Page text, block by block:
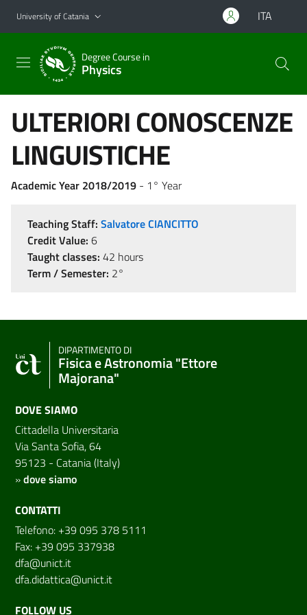
Go to main content
Go to navigation menu
University of Catania ITA
Degree Course in
Physics
ULTERIORI CONOSCENZE
LINGUISTICHE
Academic Year 2018/2019 - 1° Year
Teaching Staff: Salvatore CIANCITTO
Credit Value: 6
Taught classes: 42 hours
Term / Semester: 2°
DIPARTIMENTO DI
Fisica e Astronomia "Ettore
Majorana"
DOVE SIAMO
Cittadella Universitaria
Via Santa Sofia, 64
95123 - Catania (Italy)
»dove siamo
CONTATTI
Telefono: +39 095 378 5111
Fax: +39 095 337938
dfa@unict.it
dfa.didattica@unict.it
FOLLOW US